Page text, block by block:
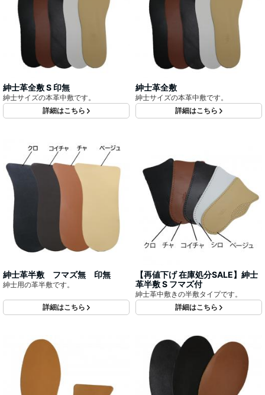
紳士革全敷 S 印無
紳士サイズの本革中敷です。
詳細はこちら
紳士革全敷
紳士サイズの本革中敷です。
詳細はこちら
紳士革半敷 フマズ無 印無
紳士用の革半敷です。
詳細はこちら
【再値下げ 在庫処分SALE】紳士
革半敷 S フマズ付
紳士革中敷きの半敷タイプです。
詳細はこちら